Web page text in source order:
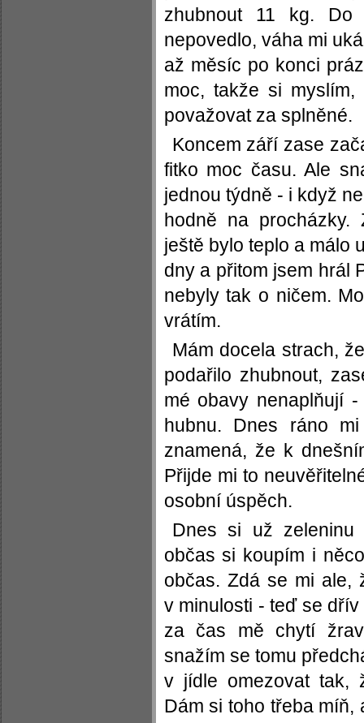
zhubnout 11 kg.
nepovedlo, váha mi
až měsíc po konci
moc, takže si
považovat za splněné.
Koncem září zase
fitko moc času. Ale
jednou týdně - i když
hodně na procházky.
ještě bylo teplo a málo
dny a přitom jsem hrál
nebyly tak o ničem.
vrátím.
Mám docela strach,
podařilo zhubnout,
mé obavy nenaplňují
hubnu. Dnes ráno
znamená, že k
Přijde mi to
osobní úspěch.
Dnes si už
občas si koupím i
občas. Zdá se mi ale,
v minulosti - teď se
za čas mě chytí
snažím se tomu
v jídle omezovat tak,
Dám si toho třeba